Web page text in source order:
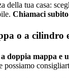
della tua casa:
Chiamaci
o a cilindro
doppia mappa e
possiamo